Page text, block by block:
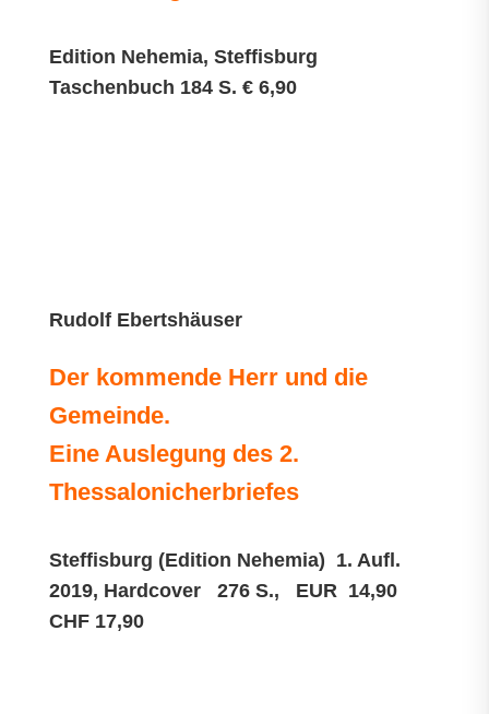
Edition Nehemia, Steffisburg
Taschenbuch 184 S. € 6,90
Rudolf Ebertshäuser
Der kommende Herr und die
Gemeinde.
Eine Auslegung des 2.
Thessalonicherbriefes
Steffisburg (Edition Nehemia) 1. Aufl.
2019, Hardcover 276 S., EUR 14,90
CHF 17,90